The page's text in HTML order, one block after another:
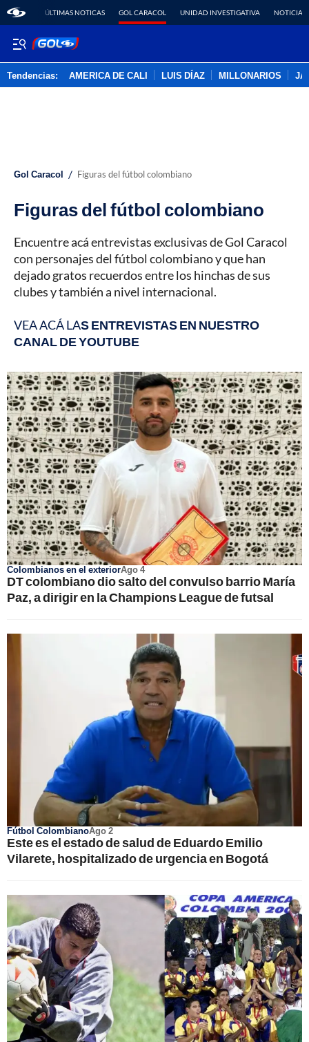
ÚLTIMAS NOTICAS GOL CARACOL UNIDAD INVESTIGATIVA NOTICIAS
Tendencias: AMERICA DE CALI LUIS DÍAZ MILLONARIOS
Gol Caracol / Figuras del fútbol colombiano
Figuras del fútbol colombiano
Encuentre acá entrevistas exclusivas de Gol Caracol
con personajes del fútbol colombiano y que han
dejado gratos recuerdos entre los hinchas de sus
clubes y también a nivel internacional.
VEA ACÁ LAS ENTREVISTAS EN NUESTRO
CANAL DE YOUTUBE
Colombianos en el exteriorAgo 4
DT colombiano dio salto del convulso barrio María
Paz, a dirigir en la Champions League de futsal
Fútbol ColombianoAgo 2
Este es el estado de salud de Eduardo Emilio
Vilarete, hospitalizado de urgencia en Bogotá